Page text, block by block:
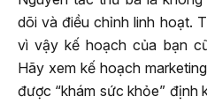
dõi và điều chỉnh linh hoạt.
vì vậy kế hoạch của bạn
Hãy xem kế hoạch
được “khám sức khỏe” định